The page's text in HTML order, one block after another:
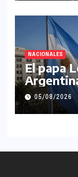
NACIONALES
El papa
05/08/2026